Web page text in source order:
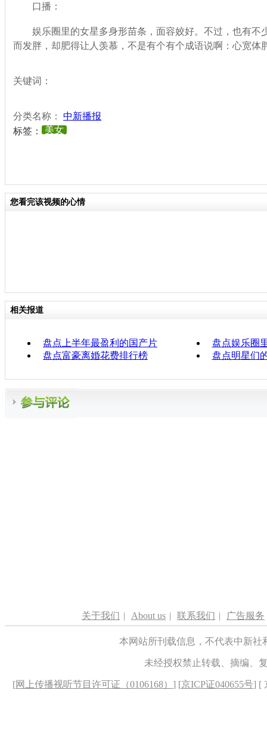
口播：
娱乐圈里的女星多身形苗条，面容姣好。不过，也有不
而发胖，却肥得让人羡慕，不是有个有个成语说啊：心宽体
关键词：
分类名称： 中新播报
标签：
美女
您看完该视频的心情
相关报道
盘点上半年最盈利的国产片
盘点娱乐圈
盘点富豪离婚花费排行榜
盘点明星们
关于我们 | About us | 联系我们 | 广告服务
本网站所刊载信息，不代表中新
未经授权禁止转载、摘编、
[网上传播视听节目许可证（0106168） ] [京ICP证040655号] [